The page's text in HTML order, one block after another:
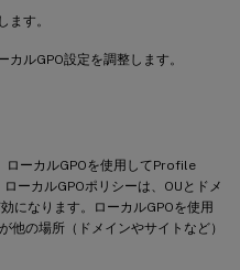
ます。
ルGPO設定を調整します。
ローカルGPOを使用してProfile
ーカルGPOポリシーは、OUとドメ
になります。ローカルGPOを使用
の場所（ドメインやサイトなど）